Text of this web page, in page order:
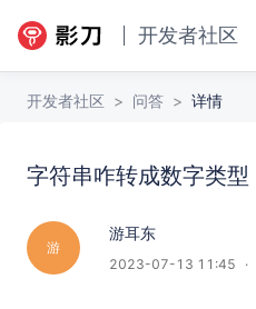
开发者社区
字符串咋转成数字类型
开发者社区 > 问答 > 详情
字符串咋转成数字类型
游
游耳东
2023-07-13 11:45 ·